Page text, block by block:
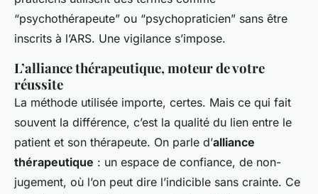
“psychothérapeute” ou “psychopraticien” sans être
inscrits à l’ARS. Une vigilance s’impose.
L’alliance thérapeutique, moteur de votre
réussite
La méthode utilisée importe, certes. Mais ce qui fait
souvent la différence, c’est la qualité du lien entre le
patient et son thérapeute. On parle d’alliance
thérapeutique : un espace de confiance, de non-
jugement, où l’on peut dire l’indicible sans crainte. Ce